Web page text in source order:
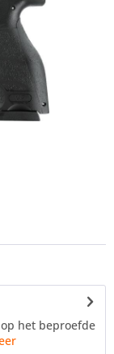
op het beproefde